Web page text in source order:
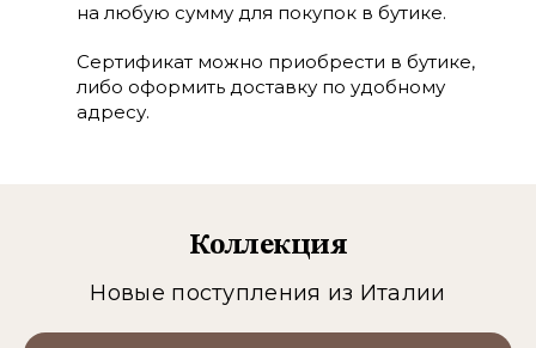
на любую сумму для покупок в бутике.
Сертификат можно приобрести в бутике,
либо оформить доставку по удобному
адресу.
Коллекция
Новые поступления из Италии